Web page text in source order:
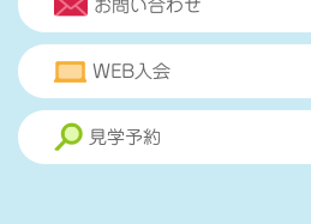
お問い合わせ
WEB入会
見学予約